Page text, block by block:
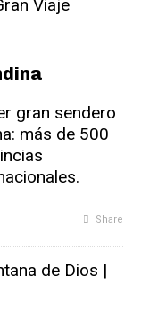
gran sendero
más de 500
Share